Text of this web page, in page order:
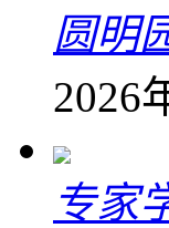
圆明
2026
专家